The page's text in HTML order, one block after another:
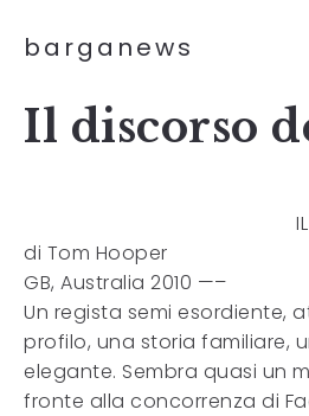
barganews
Il discorso
di Tom Hooper
GB, Australia 2010 —–
Un regista semi esordiente,
profilo, una storia familiare,
elegante. Sembra quasi un
fronte alla concorrenza di